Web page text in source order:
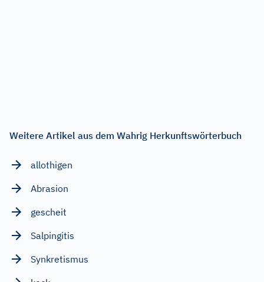
Weitere Artikel aus dem Wahrig Herkunftswörterbuch
allothigen
Abrasion
gescheit
Salpingitis
Synkretismus